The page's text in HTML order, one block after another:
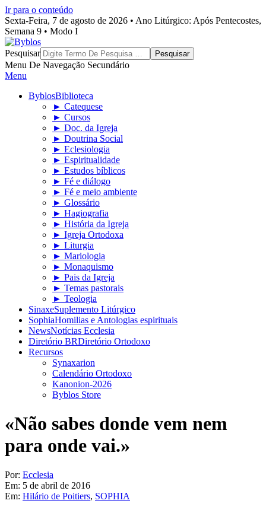
Ir para o conteúdo
Sexta-Feira, 7 de agosto de 2026 • Ano Litúrgico: Após Pentecostes,
Semana 9 • Modo I
Byblos
Pesquisar
Menu De Navegação Secundário
Menu
ByblosBiblioteca
► Catequese
► Cursos
► Doc. da Igreja
► Doutrina Social
► Eclesiologia
► Espiritualidade
► Estudos bíblicos
► Fé e diálogo
► Fé e meio ambiente
► Glossário
► Hagiografia
► História da Igreja
► Igreja Ortodoxa
► Liturgia
► Mariologia
► Monaquismo
► Pais da Igreja
► Temas pastorais
► Teologia
SinaxeSuplemento Litúrgico
SophiaHomilias e Antologias espirituais
NewsNotícias Ecclesia
Diretório BRDiretório Ortodoxo
Recursos
Synaxarion
Calendário Ortodoxo
Kanonion-2026
Byblos Store
«Não sabes donde vem nem
para onde vai.»
Por: Ecclesia
Em: 5 de abril de 2016
Em: Hilário de Poitiers, SOPHIA